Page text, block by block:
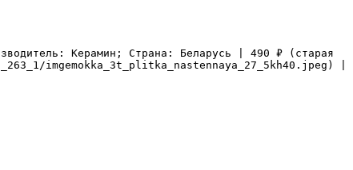
Керамин; Страна: Беларусь | 490 ₽ (старая
imgemokka_3t_plitka_nastennaya_27_5kh40.jpeg) |